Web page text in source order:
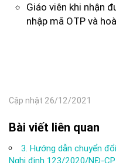
Giáo viên khi nhận
nhập mã OTP và
Cập nhật 26/12/2021
Bài viết liên quan
3. Hướng dẫn chuyển
Nghị định 123/2020/NĐ-